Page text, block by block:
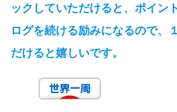
ックしていただけると、ポイン
ログを続ける励みになるので、
だけると嬉しいです。